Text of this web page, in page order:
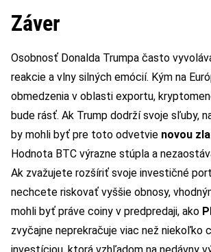
Záver
Osobnosť Donalda Trumpa často
reakcie a vlny silných emócií. Kým na
obmedzenia v oblasti exportu,
bude rásť. Ak Trump dodrží svoje sľuby,
by mohli byť pre toto odvetvie novou
Hodnota BTC výrazne stúpla a
Ak zvažujete rozšíriť svoje investičné
nechcete riskovať vyššie obnosy,
mohli byť práve coiny v predpredaji, ako
zvyčajne neprekračuje viac než niekoľko